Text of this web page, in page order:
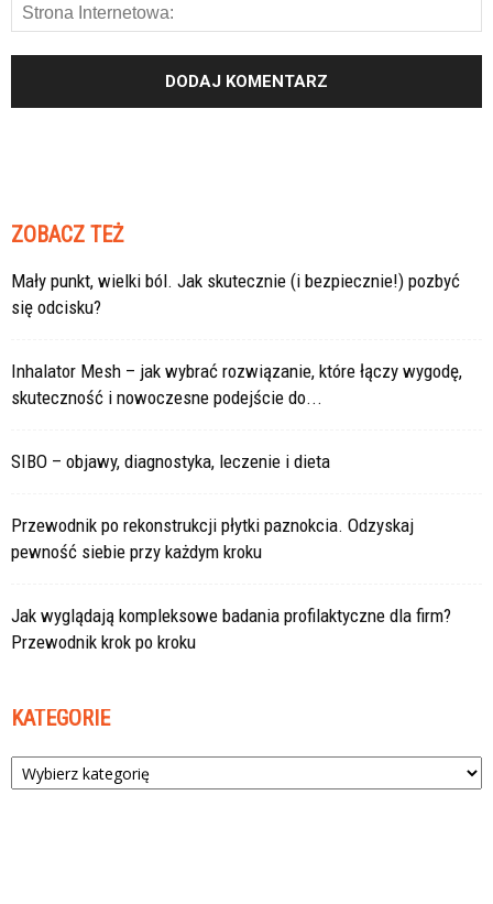
ZOBACZ TEŻ
Mały punkt, wielki ból. Jak skutecznie (i bezpiecznie!) pozbyć
się odcisku?
Inhalator Mesh – jak wybrać rozwiązanie, które łączy wygodę,
skuteczność i nowoczesne podejście do...
SIBO – objawy, diagnostyka, leczenie i dieta
Przewodnik po rekonstrukcji płytki paznokcia. Odzyskaj
pewność siebie przy każdym kroku
Jak wyglądają kompleksowe badania profilaktyczne dla firm?
Przewodnik krok po kroku
KATEGORIE
Kategorie